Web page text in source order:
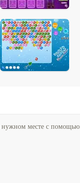
нужном месте с помощью